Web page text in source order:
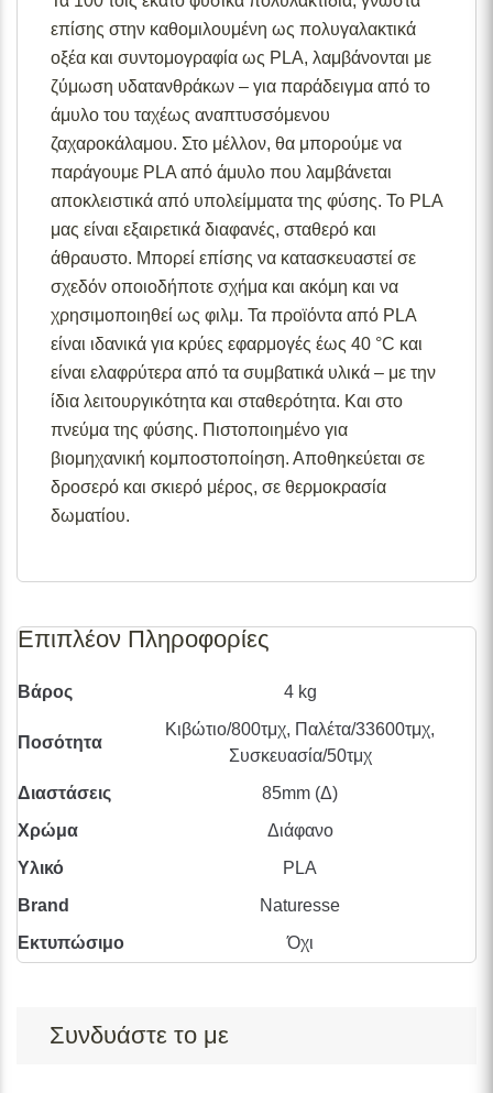
επίσης στην καθομιλουμένη ως πολυγαλακτικά
οξέα και συντομογραφία ως PLA, λαμβάνονται με
ζύμωση υδατανθράκων – για παράδειγμα από το
άμυλο του ταχέως αναπτυσσόμενου
ζαχαροκάλαμου. Στο μέλλον, θα μπορούμε να
παράγουμε PLA από άμυλο που λαμβάνεται
αποκλειστικά από υπολείμματα της φύσης. Το PLA
μας είναι εξαιρετικά διαφανές, σταθερό και
άθραυστο. Μπορεί επίσης να κατασκευαστεί σε
σχεδόν οποιοδήποτε σχήμα και ακόμη και να
χρησιμοποιηθεί ως φιλμ. Τα προϊόντα από PLA
είναι ιδανικά για κρύες εφαρμογές έως 40 °C και
είναι ελαφρύτερα από τα συμβατικά υλικά – με την
ίδια λειτουργικότητα και σταθερότητα. Και στο
πνεύμα της φύσης. Πιστοποιημένο για
βιομηχανική κομποστοποίηση. Αποθηκεύεται σε
δροσερό και σκιερό μέρος, σε θερμοκρασία
δωματίου.
Επιπλέον Πληροφορίες
Βάρος 4 kg
Ποσότητα
Κιβώτιο/800τμχ, Παλέτα/33600τμχ,
Συσκευασία/50τμχ
Διαστάσεις
85mm (Δ)
Χρώμα
Διάφανο
Υλικό
PLA
Brand
Naturesse
Εκτυπώσιμο
Όχι
Συνδυάστε το με